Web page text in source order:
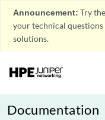
Announcement: Try the
your technical
solutions.
Documentation